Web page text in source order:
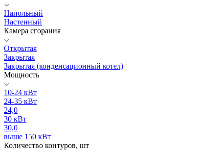
Напольный
Настенный
Камера сгорания
Открытая
Закрытая
Закрытая (конденсационный котел)
Мощность
10-24 кВт
24-35 кВт
24,0
30 кВт
30,0
выше 150 кВт
Количество контуров, шт